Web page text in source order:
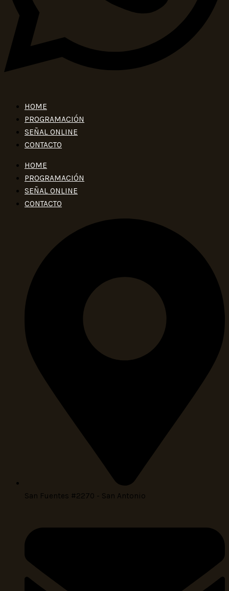
HOME
PROGRAMACIÓN
SEÑAL ONLINE
CONTACTO
HOME
PROGRAMACIÓN
SEÑAL ONLINE
CONTACTO
San Fuentes #2270 - San Antonio